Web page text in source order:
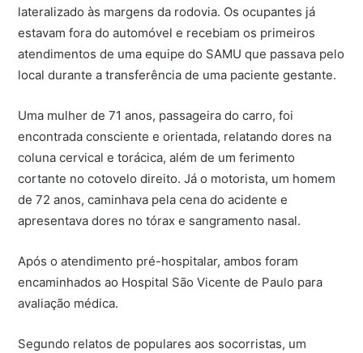
lateralizado às margens da rodovia. Os ocupantes já
estavam fora do automóvel e recebiam os primeiros
atendimentos de uma equipe do SAMU que passava pelo
local durante a transferência de uma paciente gestante.
Uma mulher de 71 anos, passageira do carro, foi
encontrada consciente e orientada, relatando dores na
coluna cervical e torácica, além de um ferimento
cortante no cotovelo direito. Já o motorista, um homem
de 72 anos, caminhava pela cena do acidente e
apresentava dores no tórax e sangramento nasal.
Após o atendimento pré-hospitalar, ambos foram
encaminhados ao Hospital São Vicente de Paulo para
avaliação médica.
Segundo relatos de populares aos socorristas, um